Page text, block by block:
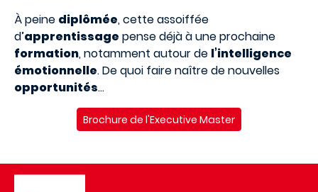
À peine diplômée, cette assoiffée
d’apprentissage pense déjà à une prochaine
formation, notamment autour de l’intelligence
émotionnelle. De quoi faire naître de nouvelles
opportunités…
Brochure de l'Executive Master